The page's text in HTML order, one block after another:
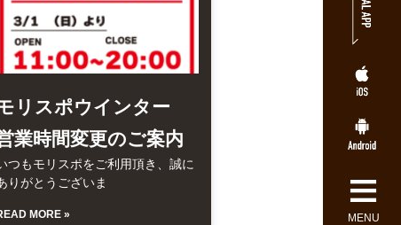
≡
MENU
リスポウインター
業時間変更のご案内
つもモリスポをご利用頂き、誠に
りがとうございま
MORE »